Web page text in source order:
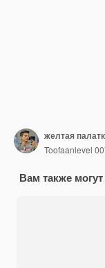
Toofaanlevel
Вам также